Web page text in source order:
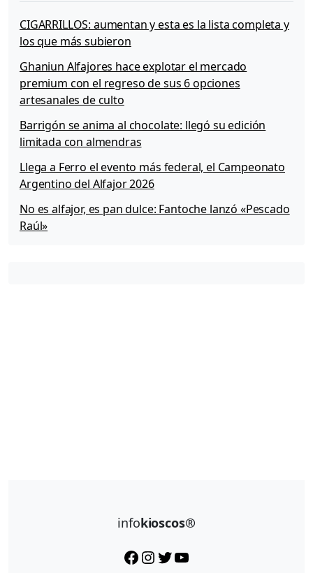
CIGARRILLOS: aumentan y esta es la lista completa y
los que más subieron
Ghaniun Alfajores hace explotar el mercado
premium con el regreso de sus 6 opciones
artesanales de culto
Barrigón se anima al chocolate: llegó su edición
limitada con almendras
Llega a Ferro el evento más federal, el Campeonato
Argentino del Alfajor 2026
No es alfajor, es pan dulce: Fantoche lanzó «Pescado
Raúl»
infokioscos®
Facebook InstagramTwitter YouTube